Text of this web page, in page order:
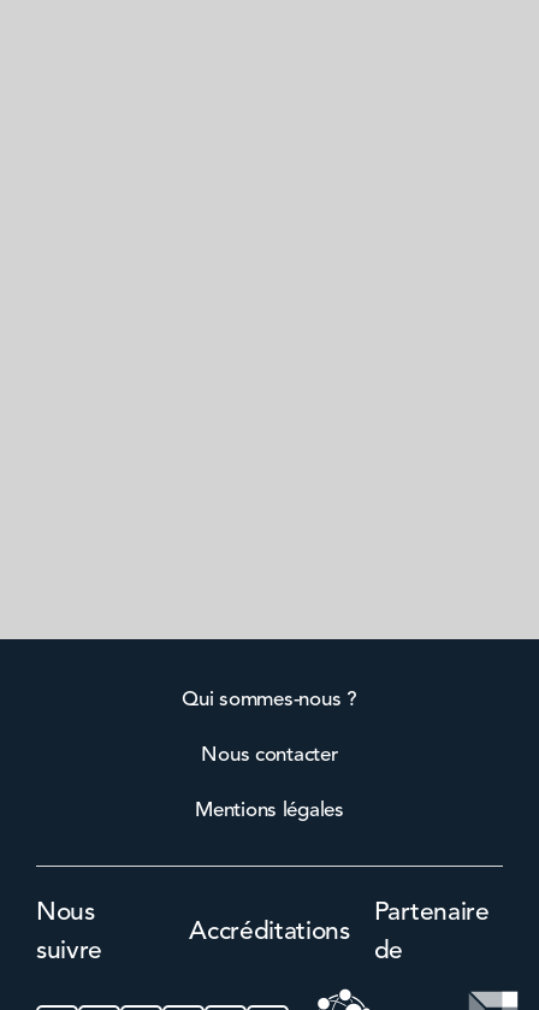
Qui sommes-nous ?
Nous contacter
Mentions légales
Nous
suivre
Accréditations
Partenaire
de